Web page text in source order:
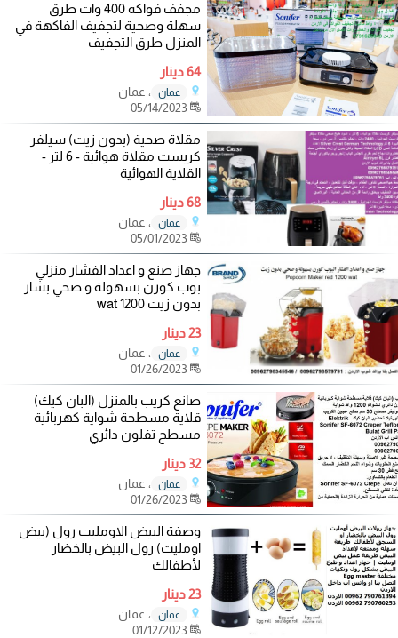
مجفف فواكه 400 وات طرق
سهلة وصحية لتجفيف الفاكهة في
المنزل طرق التجفيف
64 دينار
عمان
، عمان
05/14/2023
مقلاة صحية (بدون زيت) سيلفر
كريست مقلاة هوائية - 6 لتر -
القلاية الهوائية
68 دينار
عمان
، عمان
05/01/2023
جهاز صنع و اعداد الفشار منزلي
بوب كورن بسهولة و صحي بشار
بدون زيت 1200 wat
23 دينار
عمان
، عمان
01/26/2023
صانع كريب بالمنزل (البان كيك)
قلاية مسطحة شواية كهربائية
مسطح تفلون دائري
32 دينار
عمان
، عمان
01/26/2023
وصفة البيض الاومليت رول (بيض
اومليت) رول البيض بالخضار
لأطفالك
23 دينار
عمان
، عمان
01/12/2023